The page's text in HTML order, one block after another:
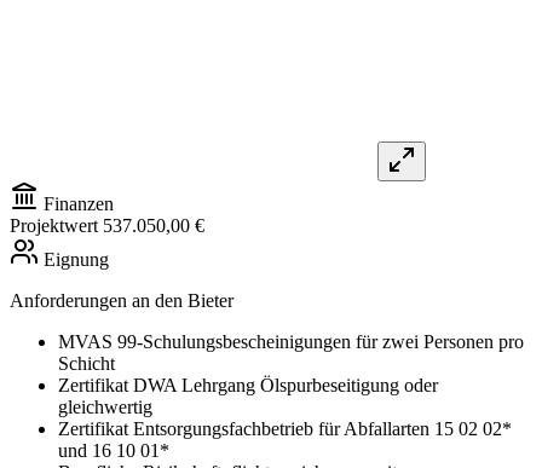
Finanzen
Projektwert 537.050,00 €
Eignung
Anforderungen an den Bieter
MVAS 99-Schulungsbescheinigungen für zwei Personen pro
Schicht
Zertifikat DWA Lehrgang Ölspurbeseitigung oder
gleichwertig
Zertifikat Entsorgungsfachbetrieb für Abfallarten 15 02 02*
und 16 10 01*